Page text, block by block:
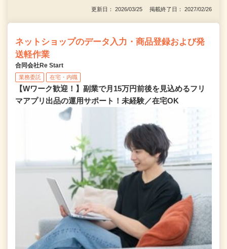
更新日： 2026/03/25 掲載終了日： 2027/02/26
ネットショップのデータ入力・商品登録および発
送軽作業
合同会社Re Start
業務委託 在宅・内職
【Wワーク歓迎！】副業で月15万円前後を見込めるフリ
マアプリ出品の運用サポート！未経験／在宅OK